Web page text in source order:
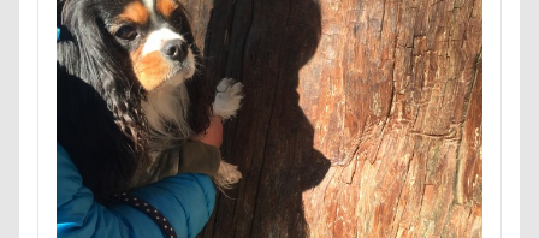
犬用御節
犬用ケーキ 犬歯
犬服
犬旅本
犬もダメにするクッション
犬と泊まれる宿
玉ボケ
犬から訊いた「お留守番のストレスがやわらぐ」CDブッ
特集
特等席 牛革鑑札入れ
牛乳屋